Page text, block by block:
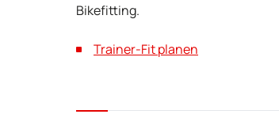
Bikefitting.
Trainer-Fit planen